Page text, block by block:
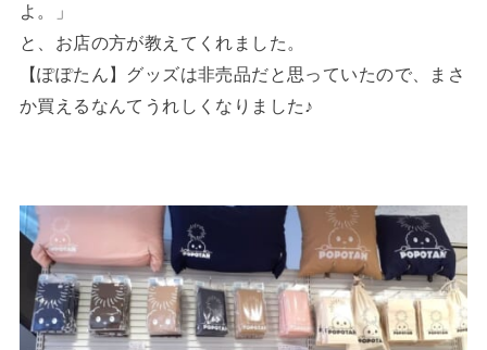
よ。」
と、お店の方が教えてくれました。
【ぽぽたん】グッズは非売品だと思っていたので、まさ
か買えるなんてうれしくなりました♪